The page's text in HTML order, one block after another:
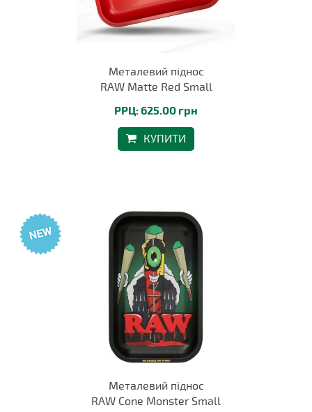
Металевий піднос
RAW Matte Red Small
РРЦ: 625.00 грн
КУПИТИ
Металевий піднос
RAW Cone Monster Small